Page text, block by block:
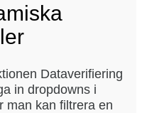
Dataverifiering
in dropdowns i
man kan filtrera en